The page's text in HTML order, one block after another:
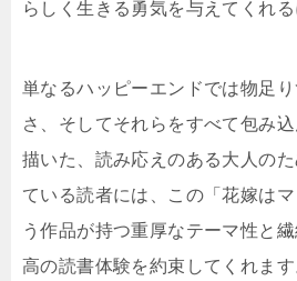
らしく生きる勇気を与えてくれる
単なるハッピーエンドでは物足
さ、そしてそれらをすべて包み
描いた、読み応えのある大人の
ている読者には、この「花嫁は
う作品が持つ重厚なテーマ性と
高の読書体験を約束してくれます